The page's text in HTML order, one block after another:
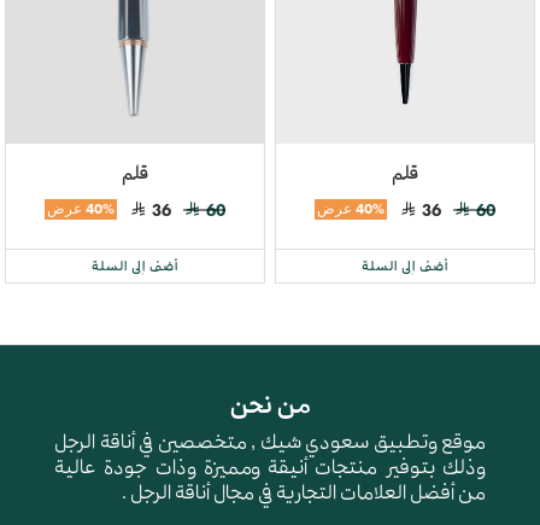
قلم
60
36 40% عرض
أضف إلى السلة
قلم
60
36 40% عرض
أضف إلى السلة
من نحن
موقع وتطبيق سعودي شيك , متخصصين في أناقة الرجل
وذلك بتوفير منتجات أنيقة ومميزة وذات جودة عالية
من أفضل العلامات التجارية في مجال أناقة الرجل .